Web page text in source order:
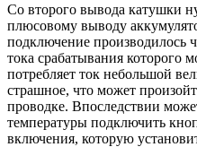
Со второго вывода катушки
плюсовому выводу
подключение производилось
тока срабатывания
потребляет ток небольшой
страшное, что может
проводке. Впоследствии
температуры подключить
включения, которую